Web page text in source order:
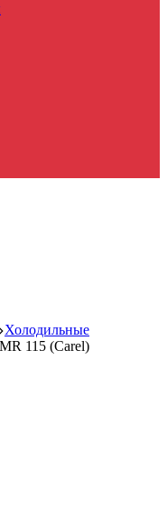
Холодильные
115 (Carel)